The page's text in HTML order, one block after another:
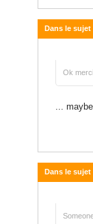
Dans le sujet
Ok
...
Dans le sujet